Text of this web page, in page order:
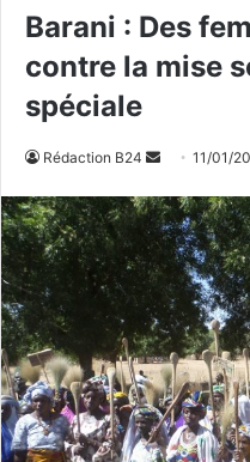
Barani : Des
contre la mise
spéciale
Rédaction B24
v
o
y
e
r
u
n
c
o
11/01/